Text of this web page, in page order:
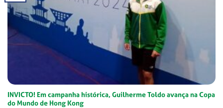
INVICTO! Em campanha histórica, Guilherme Toldo avança na Copa
do Mundo de Hong Kong